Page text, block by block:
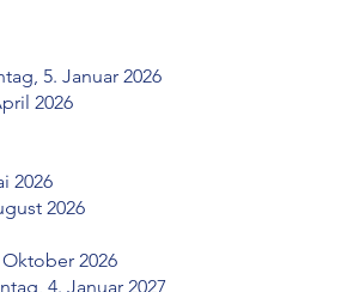
5. Januar 2026
2026
2026
2026
4. Januar 2027